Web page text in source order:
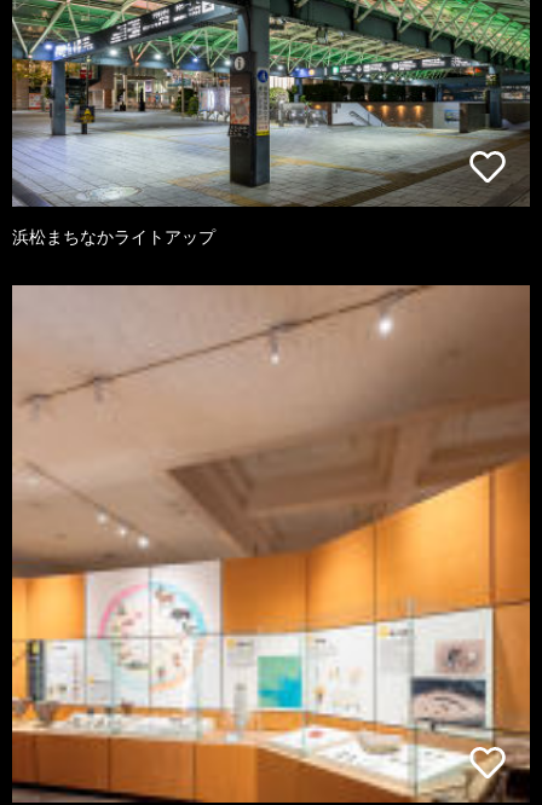
浜松まちなかライトアップ